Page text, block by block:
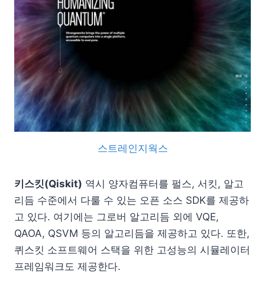
스트레인지웍스
키스킷(Qiskit) 역시 양자컴퓨터를 펄스, 서킷, 알고
리듬 수준에서 다룰 수 있는 오픈 소스 SDK를 제공하
고 있다. 여기에는 그로버 알고리듬 외에 VQE,
QAOA, QSVM 등의 알고리듬을 제공하고 있다. 또한,
퀴스킷 소프트웨어 스택을 위한 고성능의 시뮬레이터
프레임워크도 제공한다.